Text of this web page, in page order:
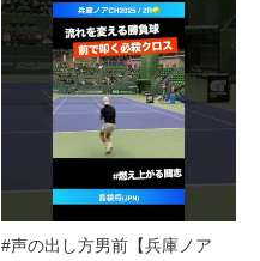
#声の出し方男前【兵庫ノア